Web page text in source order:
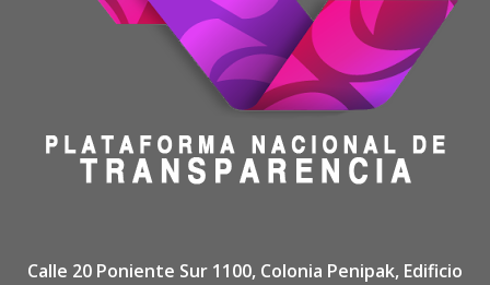
Calle 20 Poniente Sur 1100, Colonia Penipak, Edificio